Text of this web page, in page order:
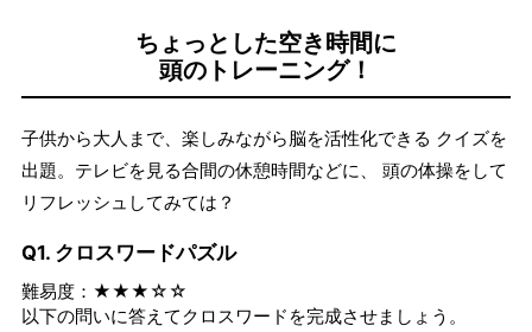
ちょっとした空き時間に
頭のトレーニング！
子供から大人まで、楽しみながら脳を活性化できる クイズを
出題。テレビを見る合間の休憩時間などに、 頭の体操をして
リフレッシュしてみては？
Q1. クロスワードパズル
難易度：★★★☆☆
以下の問いに答えてクロスワードを完成させましょう。